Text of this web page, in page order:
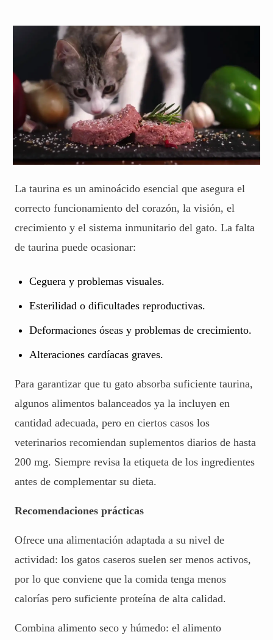
La taurina es un aminoácido esencial que asegura el
correcto funcionamiento del corazón, la visión, el
crecimiento y el sistema inmunitario del gato. La falta
de taurina puede ocasionar:
Ceguera y problemas visuales.
Esterilidad o dificultades reproductivas.
Deformaciones óseas y problemas de crecimiento.
Alteraciones cardíacas graves.
Para garantizar que tu gato absorba suficiente taurina,
algunos alimentos balanceados ya la incluyen en
cantidad adecuada, pero en ciertos casos los
veterinarios recomiendan suplementos diarios de hasta
200 mg. Siempre revisa la etiqueta de los ingredientes
antes de complementar su dieta.
Recomendaciones prácticas
Ofrece una alimentación adaptada a su nivel de
actividad: los gatos caseros suelen ser menos activos,
por lo que conviene que la comida tenga menos
calorías pero suficiente proteína de alta calidad.
Combina alimento seco y húmedo: el alimento